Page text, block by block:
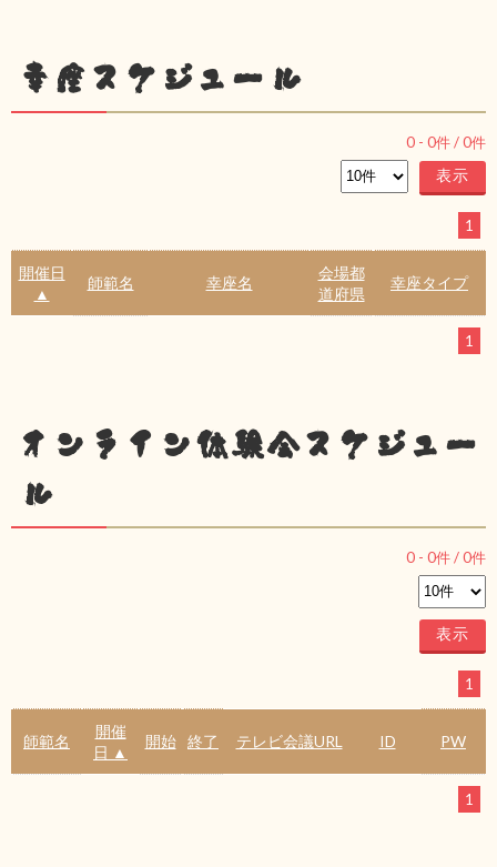
幸座スケジュール
0 - 0件 /0件
1
開催日
▲
師範名 幸座名
会場都
道府県
幸座タイプ
1
オンライン体験会スケジュー
ル
0 - 0件 /0件
1
師範名
開催
日 ▲
開始 終了 テレビ会議URL ID PW
1